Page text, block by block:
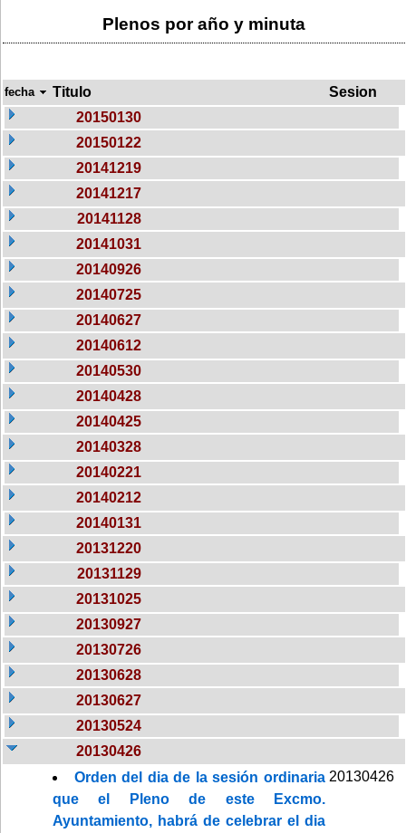
Plenos por año y minuta
fecha Titulo
Sesion
20150130
20150122
20141219
20141217
20141128
20141031
20140926
20140725
20140627
20140612
20140530
20140428
20140425
20140328
20140221
20140212
20140131
20131220
20131129
20131025
20130927
20130726
20130628
20130627
20130524
20130426
Orden del dia de la sesión ordinaria
que el Pleno de este Excmo.
Ayuntamiento, habrá de celebrar el dia
20130426